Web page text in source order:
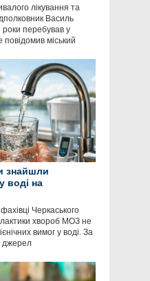
лікування та
Василь
перебував у
міський
знайшли
воді на
Черкаського
хвороб МОЗ не
вимог у воді. За
джерел